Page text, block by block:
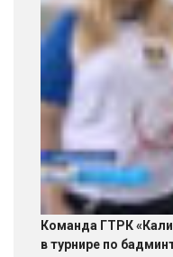
Команда ГТРК
в турнире по